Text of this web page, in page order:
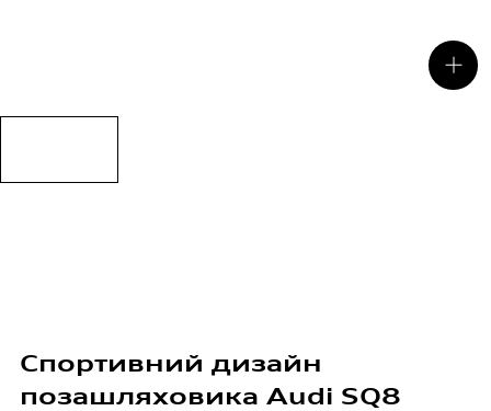
Спортивний дизайн
позашляховика Audi SQ8